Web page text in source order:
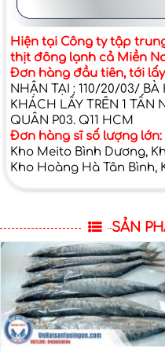
Hiện tại Công ty tập
thịt đông lạnh cả Miền
Đơn hàng đầu tiên, tới
NHẬN TẠI : 110/20/03/ BÀ
KHÁCH LẤY TRÊN 1 TẤN
QUÂN P03. Q11 HCM
Đơn hàng sĩ số lượng lớn:
Kho Meito Bình Dương,
Kho Hoàng Hà Tân Bình,
SẢN